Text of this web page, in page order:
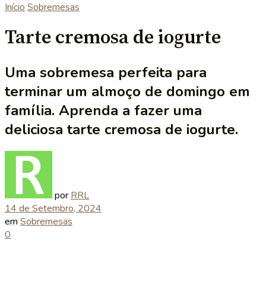
Início Sobremesas
Tarte cremosa de iogurte
Uma sobremesa perfeita para
terminar um almoço de domingo em
família. Aprenda a fazer uma
deliciosa tarte cremosa de iogurte.
por RRL
14 de Setembro, 2024
em Sobremesas
0